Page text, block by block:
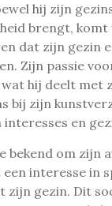
hij zijn
brengt,
dat zijn gezin
Zijn passie
hij deelt met
bij zijn
interesses en
bekend om zijn
interesse in
zijn gezin. Dit